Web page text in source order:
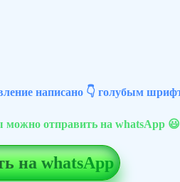
написано 👇 голубым
можно отправить на whatsApp 😃
на whatsApp